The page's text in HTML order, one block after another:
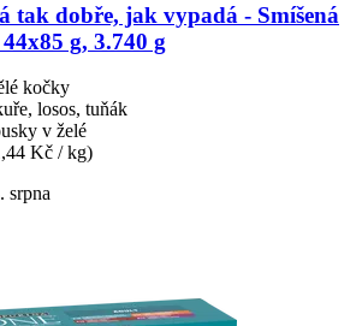
tak dobře, jak vypadá -​ Smíšená
g, 3.740 g
kočky
losos, tuňák
v želé
Kč / kg)
srpna